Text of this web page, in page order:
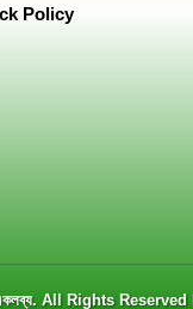
Policy
All Rights Reserved